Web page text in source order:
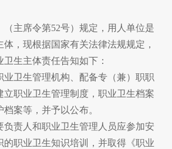
主席令第52号）规定，用人单位是
，现根据国家有关法律法规规定，
生主体责任告知如下：
卫生管理机构、配备专（兼）职职
立职业卫生管理制度，职业卫生档案
案等，并予以公布。
责人和职业卫生管理人员应参加安
的职业卫生知识培训，并取得《职业